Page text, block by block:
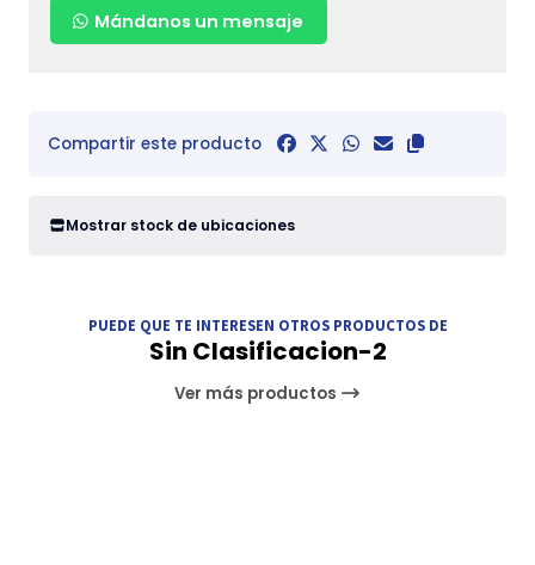
Mándanos un mensaje
Compartir este producto
Mostrar stock de ubicaciones
PUEDE QUE TE INTERESEN OTROS PRODUCTOS DE
Sin Clasificacion-2
Ver más productos